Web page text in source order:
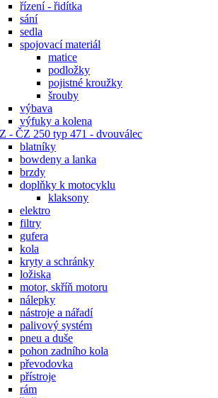
řízení - řidítka
sání
sedla
spojovací materiál
matice
podložky
pojistné kroužky
šrouby
výbava
výfuky a kolena
- ČZ 250 typ 471 - dvouválec
blatníky
bowdeny a lanka
brzdy
doplňky k motocyklu
klaksony
elektro
filtry
gufera
kola
kryty a schránky
ložiska
motor, skříň motoru
nálepky
nástroje a nářadí
palivový systém
pneu a duše
pohon zadního kola
převodovka
přístroje
rám